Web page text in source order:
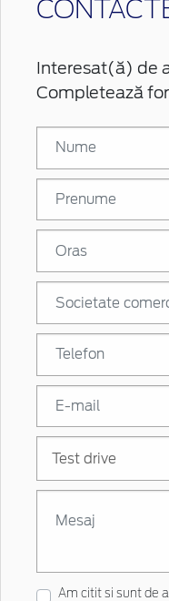
Interesat(ă) de
Completează
Am citit si sunt de